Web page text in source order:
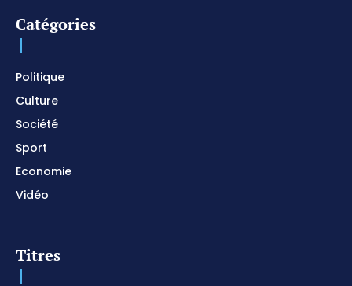
I SURRENDER / Soaking Worship Instrumental /
Catégories
Politique
Culture
Société
Sport
Economie
Vidéo
Titres